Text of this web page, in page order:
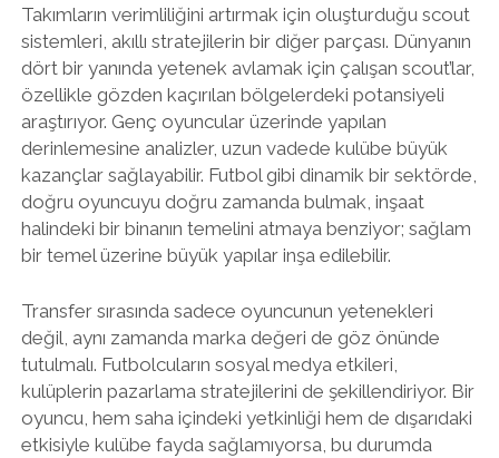
Takımların verimliliğini artırmak için oluşturduğu scout
sistemleri, akıllı stratejilerin bir diğer parçası. Dünyanın
dört bir yanında yetenek avlamak için çalışan scout’lar,
özellikle gözden kaçırılan bölgelerdeki potansiyeli
araştırıyor. Genç oyuncular üzerinde yapılan
derinlemesine analizler, uzun vadede kulübe büyük
kazançlar sağlayabilir. Futbol gibi dinamik bir sektörde,
doğru oyuncuyu doğru zamanda bulmak, inşaat
halindeki bir binanın temelini atmaya benziyor; sağlam
bir temel üzerine büyük yapılar inşa edilebilir.
Transfer sırasında sadece oyuncunun yetenekleri
değil, aynı zamanda marka değeri de göz önünde
tutulmalı. Futbolcuların sosyal medya etkileri,
kulüplerin pazarlama stratejilerini de şekillendiriyor. Bir
oyuncu, hem saha içindeki yetkinliği hem de dışarıdaki
etkisiyle kulübe fayda sağlamıyorsa, bu durumda